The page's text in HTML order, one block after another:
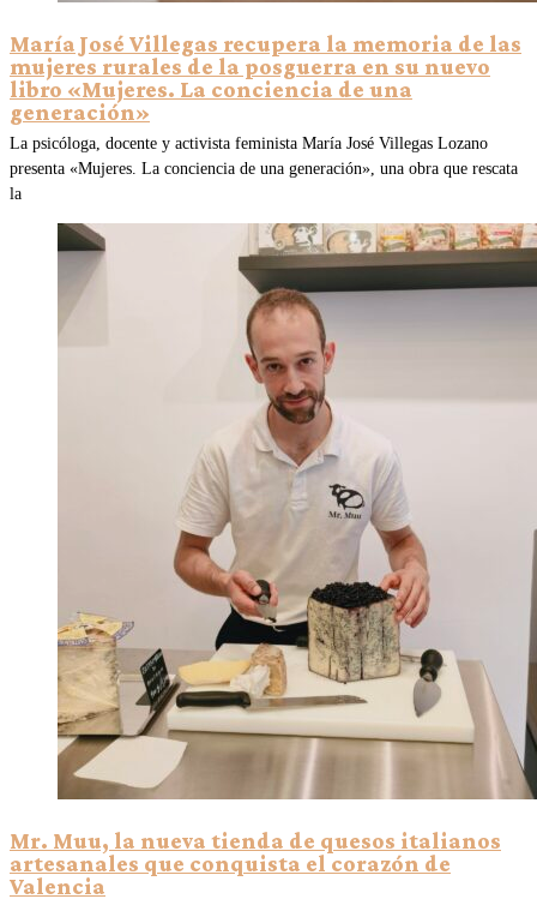
María José Villegas recupera la memoria de las
mujeres rurales de la posguerra en su nuevo
libro «Mujeres. La conciencia de una
generación»
La psicóloga, docente y activista feminista María José Villegas Lozano
presenta «Mujeres. La conciencia de una generación», una obra que rescata
la
Mr. Muu, la nueva tienda de quesos italianos
artesanales que conquista el corazón de
Valencia